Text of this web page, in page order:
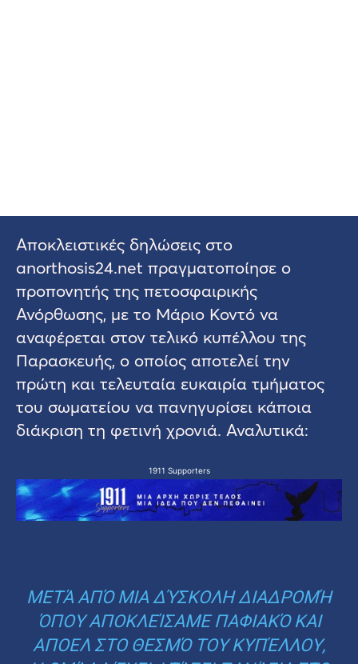
Αποκλειστικές δηλώσεις στο
anorthosis24.net πραγματοποίησε ο
προπονητής της πετοσφαιρικής
Ανόρθωσης, με το Μάριο Κοντό να
αναφέρεται στον τελικό κυπέλλου της
Παρασκευής, ο οποίος αποτελεί την
πρώτη και τελευταία ευκαιρία τμήματος
του σωματείου να πανηγυρίσει κάποια
διάκριση τη φετινή χρονιά. Αναλυτικά:
1911 Supporters
ΜΕΤΆ ΑΠΌ ΜΙΑ ΔΎΣΚΟΛΗ ΔΙΑΔΡΟΜΉ
ΌΠΟΥ ΑΠΟΚΛΕΊΣΑΜΕ ΠΑΦΙΑΚΌ ΚΑΙ
ΑΠΟΕΛ ΣΤΟ ΘΕΣΜΌ ΤΟΥ ΚΥΠΈΛΛΟΥ,